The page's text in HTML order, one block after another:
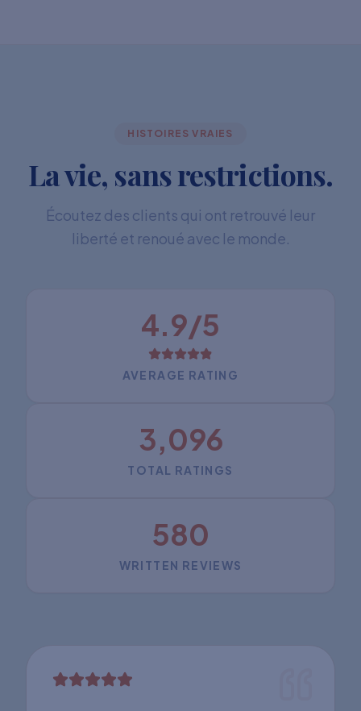
HISTOIRES VRAIES
La vie, sans restrictions.
Écoutez des clients qui ont retrouvé leur
liberté et renoué avec le monde.
4.9/5
AVERAGE RATING
3,096
TOTAL RATINGS
580
WRITTEN REVIEWS